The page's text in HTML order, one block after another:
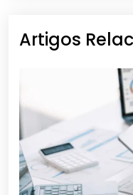
Artigos